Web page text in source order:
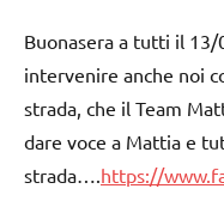
Buonasera a tutti il
intervenire anche noi
strada, che il Team
dare voce a Mattia e
strada….https://